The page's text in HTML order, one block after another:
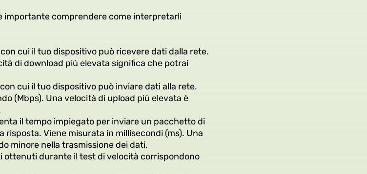
importante comprendere come interpretarli
cui il tuo dispositivo può ricevere dati dalla rete.
di download più elevata significa che potrai
cui il tuo dispositivo può inviare dati alla rete.
(Mbps). Una velocità di upload più elevata è
il tempo impiegato per inviare un pacchetto di
Viene misurata in millisecondi (ms). Una
minore nella trasmissione dei dati.
ottenuti durante il test di velocità corrispondono